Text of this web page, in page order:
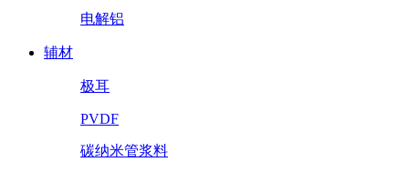
电解铝
辅材
极耳
PVDF
碳纳米管浆料